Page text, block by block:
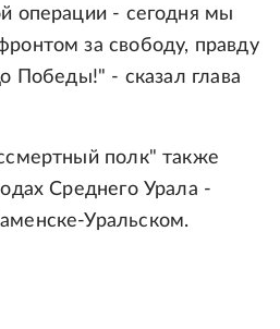
операции - сегодня мы
за свободу, правду
Победы!" - сказал глава
полк" также
Среднего Урала -
Уральском.